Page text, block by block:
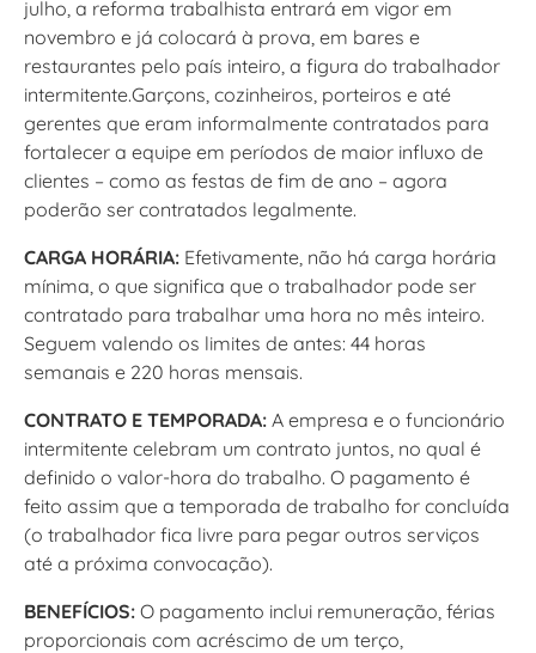
julho, a reforma trabalhista entrará em vigor em
novembro e já colocará à prova, em bares e
restaurantes pelo país inteiro, a figura do trabalhador
intermitente.Garçons, cozinheiros, porteiros e até
gerentes que eram informalmente contratados para
fortalecer a equipe em períodos de maior influxo de
clientes – como as festas de fim de ano – agora
poderão ser contratados legalmente.
CARGA HORÁRIA: Efetivamente, não há carga horária
mínima, o que significa que o trabalhador pode ser
contratado para trabalhar uma hora no mês inteiro.
Seguem valendo os limites de antes: 44 horas
semanais e 220 horas mensais.
CONTRATO E TEMPORADA: A empresa e o funcionário
intermitente celebram um contrato juntos, no qual é
definido o valor-hora do trabalho. O pagamento é
feito assim que a temporada de trabalho for concluída
(o trabalhador fica livre para pegar outros serviços
até a próxima convocação).
BENEFÍCIOS: O pagamento inclui remuneração, férias
proporcionais com acréscimo de um terço,